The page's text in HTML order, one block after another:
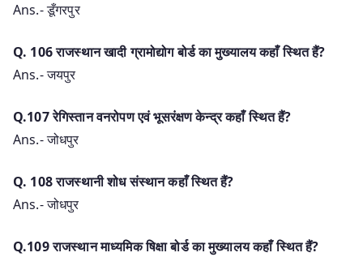
Ans.- डूँगरपुर
Q. 106 राजस्थान खादी ग्रामोद्योग बोर्ड का मुख्यालय कहाँ स्थित हैं?
Ans.- जयपुर
Q.107 रेगिस्तान वनरोपण एवं भूसरंक्षण केन्द्र कहाँ स्थित हैं?
Ans.- जोधपुर
Q. 108 राजस्थानी शोध संस्थान कहाँ स्थित हैं?
Ans.- जोधपुर
Q.109 राजस्थान माध्यमिक षिक्षा बोर्ड का मुख्यालय कहाँ स्थित हैं?